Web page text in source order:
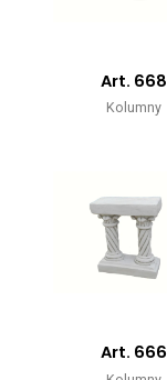
Art. 668
Kolumny
Art. 666